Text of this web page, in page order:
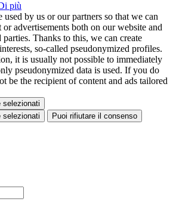
più
by us or our partners so that we can
advertisements both on our website and
Thanks to this, we can create
so-called pseudonymized profiles.
it is usually not possible to immediately
pseudonymized data is used. If you do
be the recipient of content and ads tailored
selezionati
selezionati
Puoi rifiutare il consenso